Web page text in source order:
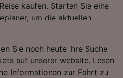
kaufen. Starten Sie eine
um die aktuellen
Sie noch heute Ihre Suche
auf unserer website. Lesen
Informationen zur Fahrt zu